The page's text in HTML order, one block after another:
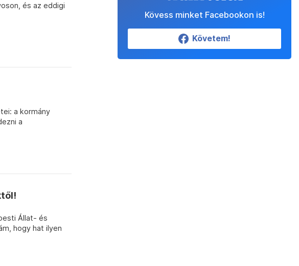
és az eddigi
a kormány
a
Állat- és
hogy hat ilyen
Kövess minket Facebookon is!
Követem!